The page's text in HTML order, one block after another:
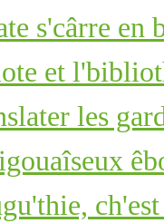
s'cârre en
et
les